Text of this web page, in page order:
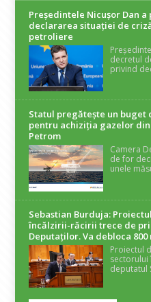
Președintele Nicuşor Dan
declararea situaţiei de
petroliere
decretul
privind
Statul pregătește un buget
pentru achiziția gazelor din
Petrom
Camera
de for
unele
Sebastian Burduja:
încălzirii-răcirii trece de
Deputaților. Va debloca
Proiectul
sectorului
deputatul